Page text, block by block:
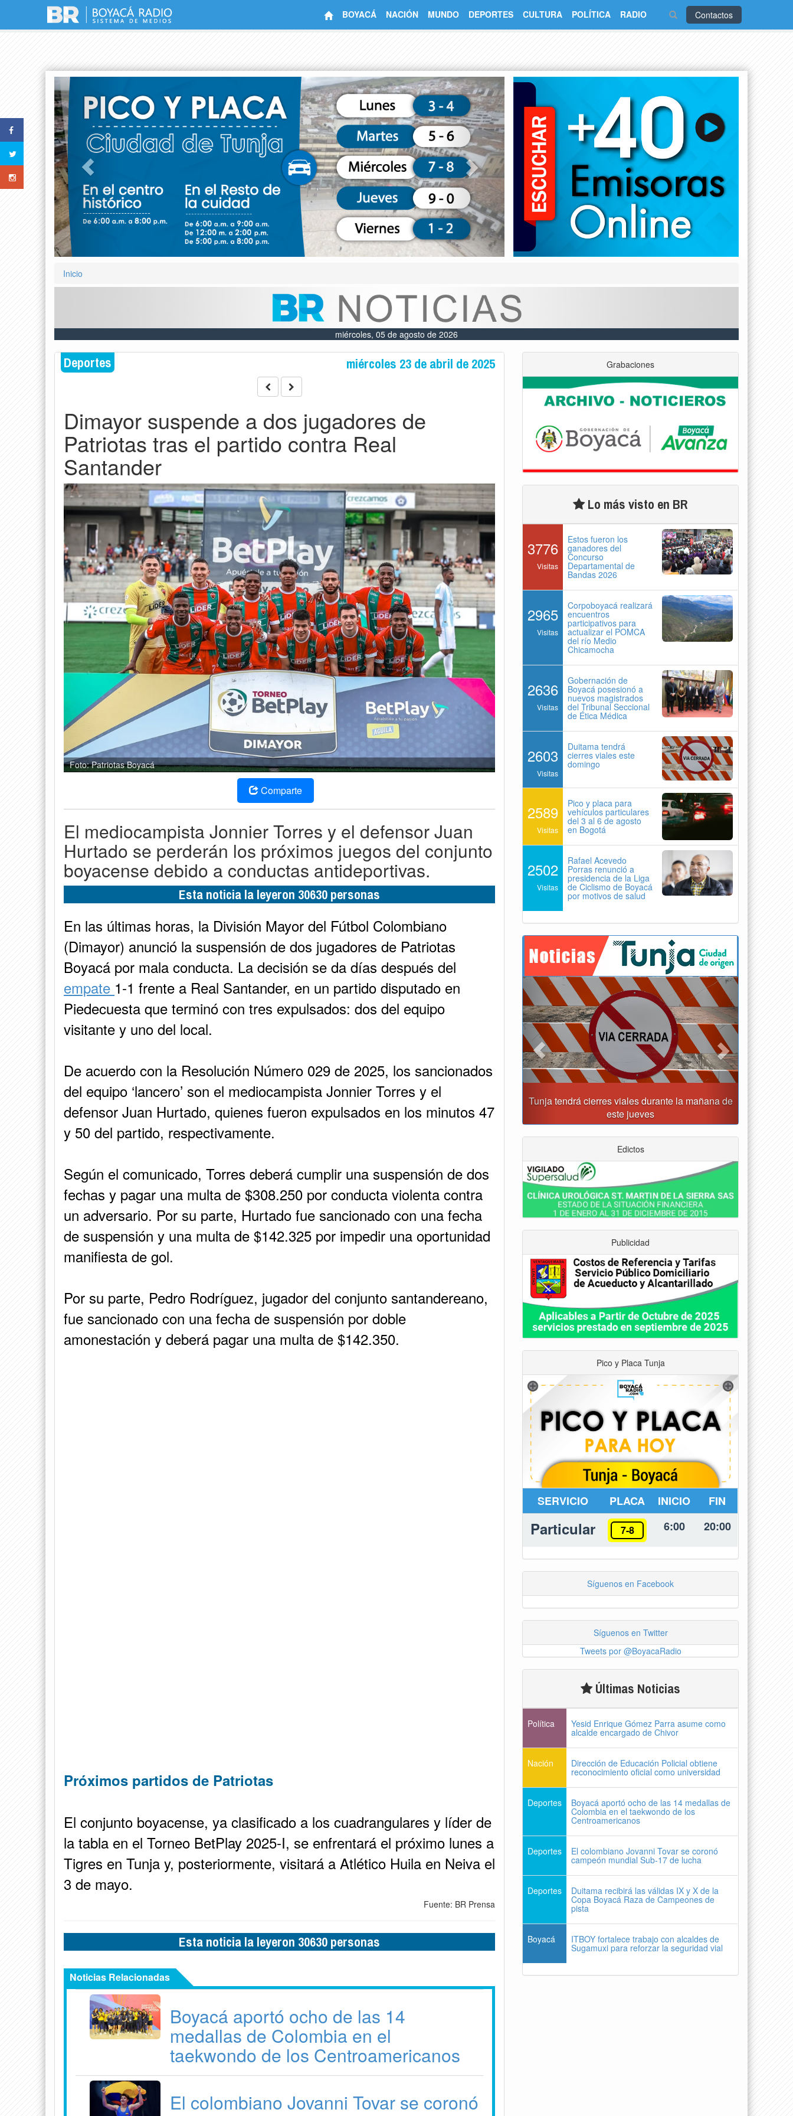
Contactos
BOYACÁ NACIÓN MUNDO DEPORTES CULTURA POLÍTICA RADIO
Next
Inicio
miércoles, 05 de agosto de 2026
Deportes miércoles 23 de abril de 2025
Dimayor suspende a dos jugadores de
Patriotas tras el partido contra Real
Santander
Foto: Patriotas Boyacá
Comparte
El mediocampista Jonnier Torres y el defensor Juan
Hurtado se perderán los próximos juegos del conjunto
boyacense debido a conductas antideportivas.
Esta noticia la leyeron 30630 personas
En las últimas horas, la División Mayor del Fútbol Colombiano
(Dimayor) anunció la suspensión de dos jugadores de Patriotas
Boyacá por mala conducta. La decisión se da días después del
empate 1-1 frente a Real Santander, en un partido disputado en
Piedecuesta que terminó con tres expulsados: dos del equipo
visitante y uno del local.
De acuerdo con la Resolución Número 029 de 2025, los sancionados
del equipo ‘lancero’ son el mediocampista Jonnier Torres y el
defensor Juan Hurtado, quienes fueron expulsados en los minutos 47
y 50 del partido, respectivamente.
Según el comunicado, Torres deberá cumplir una suspensión de dos
fechas y pagar una multa de $308.250 por conducta violenta contra
un adversario. Por su parte, Hurtado fue sancionado con una fecha
de suspensión y una multa de $142.325 por impedir una oportunidad
manifiesta de gol.
Por su parte, Pedro Rodríguez, jugador del conjunto santandereano,
fue sancionado con una fecha de suspensión por doble
amonestación y deberá pagar una multa de $142.350.
Próximos partidos de Patriotas
El conjunto boyacense, ya clasificado a los cuadrangulares y líder de
la tabla en el Torneo BetPlay 2025-I, se enfrentará el próximo lunes a
Tigres en Tunja y, posteriormente, visitará a Atlético Huila en Neiva el
3 de mayo.
Fuente: BR Prensa
Esta noticia la leyeron 30630 personas
Noticias Relacionadas
Boyacá aportó ocho de las 14
medallas de Colombia en el
taekwondo de los Centroamericanos
El colombiano Jovanni Tovar se coronó
Grabaciones
Lo más visto en BR
3776
Visitas
Estos fueron los
ganadores del
Concurso
Departamental de
Bandas 2026
2965
Visitas
Corpoboyacá realizará
encuentros
participativos para
actualizar el POMCA
del río Medio
Chicamocha
2636
Visitas
Gobernación de
Boyacá posesionó a
nuevos magistrados
del Tribunal Seccional
de Ética Médica
2603
Visitas
Duitama tendrá
cierres viales este
domingo
2589
Visitas
Pico y placa para
vehículos particulares
del 3 al 6 de agosto
en Bogotá
2502
Visitas
Rafael Acevedo
Porras renunció a
presidencia de la Liga
de Ciclismo de Boyacá
por motivos de salud
Tunja recibirá la Gran Copa de Fútbol Sala
Prejuvenil los días 22 y 29 de agosto
Previous Next
Edictos
Publicidad
Pico y Placa Tunja
SERVICIO PLACA INICIO FIN
Particular 7-8 6:00 20:00
Síguenos en Facebook
Síguenos en Twitter
Tweets por @BoyacaRadio
Últimas Noticias
Política Yesid Enrique Gómez Parra asume como
alcalde encargado de Chivor
Nación Dirección de Educación Policial obtiene
reconocimiento oficial como universidad
Deportes Boyacá aportó ocho de las 14 medallas de
Colombia en el taekwondo de los
Centroamericanos
Deportes El colombiano Jovanni Tovar se coronó
campeón mundial Sub-17 de lucha
Deportes Duitama recibirá las válidas IX y X de la
Copa Boyacá Raza de Campeones de
pista
Boyacá ITBOY fortalece trabajo con alcaldes de
Sugamuxi para reforzar la seguridad vial